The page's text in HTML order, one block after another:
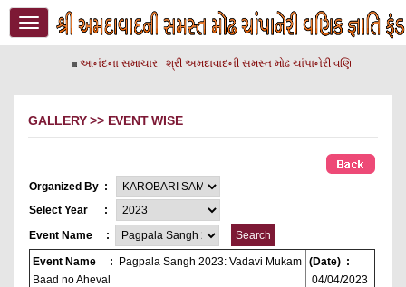
Toggle
navigation
આનંદના સમાચાર
શ્રી અમદાવાદની સમસ્ત મોઢ ચાંપાનેરી વણિક
GALLERY >> EVENT WISE
Organized By :
Select Year
:
Event Name
:
Event Name :
Pagpala Sangh 2023: Vadavi Mukam
Baad no Aheval
(Date) :
04/04/2023